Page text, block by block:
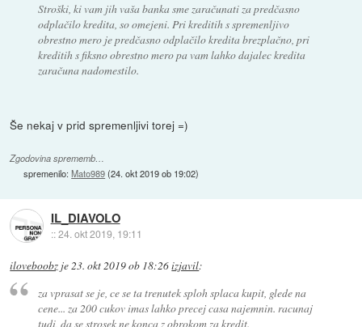
Stroški, ki vam jih vaša banka sme zaračunati za predčasno
odplačilo kredita, so omejeni. Pri kreditih s spremenljivo
obrestno mero je predčasno odplačilo kredita brezplačno, pri
kreditih s fiksno obrestno mero pa vam lahko dajalec kredita
zaračuna nadomestilo.
Še nekaj v prid spremenljivi torej =)
Zgodovina sprememb…
spremenilo:Mato989(24. okt 2019 ob 19:02)
IL_DIAVOLO
::24. okt 2019, 19:11
iloveboobz je23. okt 2019 ob 18:26izjavil:
za vprasat se je, ce se ta trenutek sploh splaca kupit, glede na
cene... za 200 cukov imas lahko precej casa najemnin. racunaj
tudi, da se strosek ne konca z obrokom za kredit.